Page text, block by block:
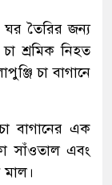
ঘর তৈরির জন্য
শ্রমিক নিহত
চা বাগানে
বাগানের এক
সাঁওতাল এবং